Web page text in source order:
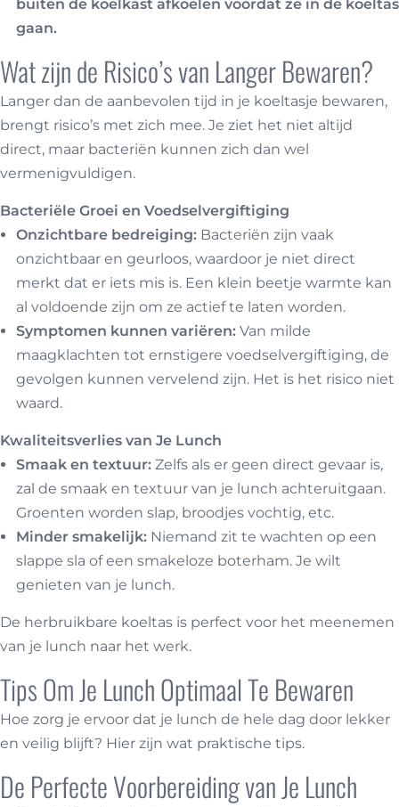
buiten de koelkast afkoelen voordat ze in de koeltas
gaan.
Wat zijn de Risico’s van Langer Bewaren?
Langer dan de aanbevolen tijd in je koeltasje bewaren,
brengt risico’s met zich mee. Je ziet het niet altijd
direct, maar bacteriën kunnen zich dan wel
vermenigvuldigen.
Bacteriële Groei en Voedselvergiftiging
Onzichtbare bedreiging: Bacteriën zijn vaak
onzichtbaar en geurloos, waardoor je niet direct
merkt dat er iets mis is. Een klein beetje warmte kan
al voldoende zijn om ze actief te laten worden.
Symptomen kunnen variëren: Van milde
maagklachten tot ernstigere voedselvergiftiging, de
gevolgen kunnen vervelend zijn. Het is het risico niet
waard.
Kwaliteitsverlies van Je Lunch
Smaak en textuur: Zelfs als er geen direct gevaar is,
zal de smaak en textuur van je lunch achteruitgaan.
Groenten worden slap, broodjes vochtig, etc.
Minder smakelijk: Niemand zit te wachten op een
slappe sla of een smakeloze boterham. Je wilt
genieten van je lunch.
De herbruikbare koeltas is perfect voor het meenemen
van je lunch naar het werk.
Tips Om Je Lunch Optimaal Te Bewaren
Hoe zorg je ervoor dat je lunch de hele dag door lekker
en veilig blijft? Hier zijn wat praktische tips.
De Perfecte Voorbereiding van Je Lunch